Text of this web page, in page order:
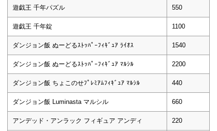
遊戯王 千年パズル 550
遊戯王 千年錠 1100
ダンジョン飯 ぬーどるｽﾄｯﾊﾟｰﾌｨｷﾞｭｱ ﾗｲｵｽ 1540
ダンジョン飯 ぬーどるｽﾄｯﾊﾟｰﾌｨｷﾞｭｱ ﾏﾙｼﾙ 2200
ダンジョン飯 ちょこのせﾌﾟﾚﾐｱﾑﾌｨｷﾞｭｱ ﾏﾙｼﾙ 440
ダンジョン飯 Luminasta マルシル 660
アンデッド・アンラック フィギュア アンディ 220